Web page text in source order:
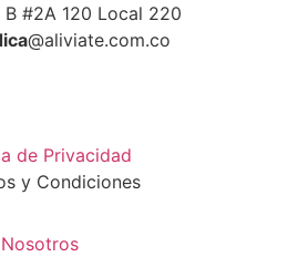
#2A 120 Local 220
@aliviate.com.co
de Privacidad
y Condiciones
Nosotros